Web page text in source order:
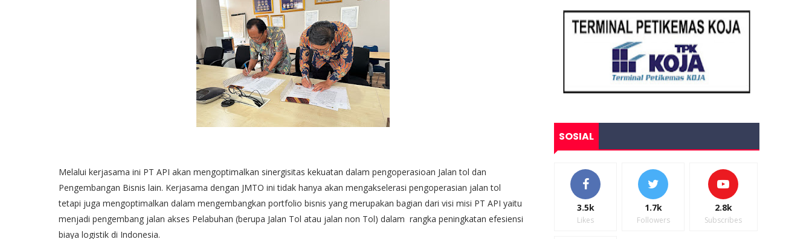
Melalui kerjasama ini PT API akan mengoptimalkan sinergisitas kekuatan dalam pengoperasioan Jalan tol dan
Pengembangan Bisnis lain. Kerjasama dengan JMTO ini tidak hanya akan mengakselerasi pengoperasian jalan tol
tetapi juga mengoptimalkan dalam mengembangkan portfolio bisnis yang merupakan bagian dari visi misi PT API yaitu
menjadi pengembang jalan akses Pelabuhan (berupa Jalan Tol atau jalan non Tol) dalam rangka peningkatan efesiensi
biaya logistik di Indonesia.
SOSIAL
3.5k
Likes
1.7k
Followers
2.8k
Subscribes